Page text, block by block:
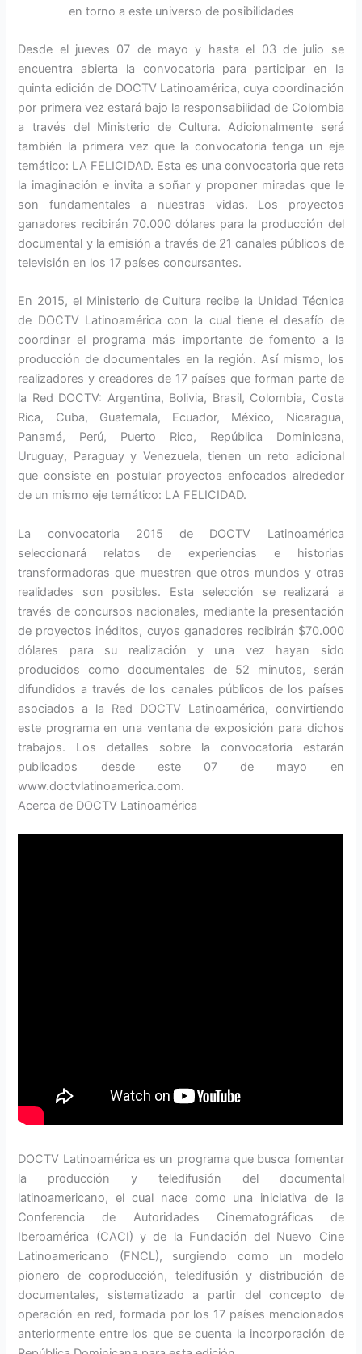
en torno a este universo de posibilidades
Desde el jueves 07 de mayo y hasta el 03 de julio se
encuentra abierta la convocatoria para participar en la
quinta edición de DOCTV Latinoamérica, cuya coordinación
por primera vez estará bajo la responsabilidad de Colombia
a través del Ministerio de Cultura. Adicionalmente será
también la primera vez que la convocatoria tenga un eje
temático: LA FELICIDAD. Esta es una convocatoria que reta
la imaginación e invita a soñar y proponer miradas que le
son fundamentales a nuestras vidas. Los proyectos
ganadores recibirán 70.000 dólares para la producción del
documental y la emisión a través de 21 canales públicos de
televisión en los 17 países concursantes.
En 2015, el Ministerio de Cultura recibe la Unidad Técnica
de DOCTV Latinoamérica con la cual tiene el desafío de
coordinar el programa más importante de fomento a la
producción de documentales en la región. Así mismo, los
realizadores y creadores de 17 países que forman parte de
la Red DOCTV: Argentina, Bolivia, Brasil, Colombia, Costa
Rica, Cuba, Guatemala, Ecuador, México, Nicaragua,
Panamá, Perú, Puerto Rico, República Dominicana,
Uruguay, Paraguay y Venezuela, tienen un reto adicional
que consiste en postular proyectos enfocados alrededor
de un mismo eje temático: LA FELICIDAD.
La convocatoria 2015 de DOCTV Latinoamérica
seleccionará relatos de experiencias e historias
transformadoras que muestren que otros mundos y otras
realidades son posibles. Esta selección se realizará a
través de concursos nacionales, mediante la presentación
de proyectos inéditos, cuyos ganadores recibirán $70.000
dólares para su realización y una vez hayan sido
producidos como documentales de 52 minutos, serán
difundidos a través de los canales públicos de los países
asociados a la Red DOCTV Latinoamérica, convirtiendo
este programa en una ventana de exposición para dichos
trabajos. Los detalles sobre la convocatoria estarán
publicados desde este 07 de mayo en
www.doctvlatinoamerica.com.
Acerca de DOCTV Latinoamérica
DOCTV Latinoamérica es un programa que busca fomentar
la producción y teledifusión del documental
latinoamericano, el cual nace como una iniciativa de la
Conferencia de Autoridades Cinematográficas de
Iberoamérica (CACI) y de la Fundación del Nuevo Cine
Latinoamericano (FNCL), surgiendo como un modelo
pionero de coproducción, teledifusión y distribución de
documentales, sistematizado a partir del concepto de
operación en red, formada por los 17 países mencionados
anteriormente entre los que se cuenta la incorporación de